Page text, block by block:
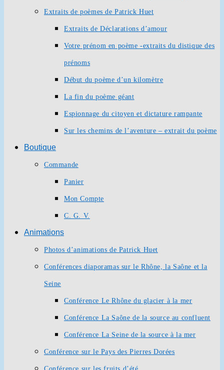
Extraits de poèmes de Patrick Huet
Extraits de Déclarations d’amour
Votre prénom en poème -extraits du distique des
prénoms
Début du poème d’un kilomètre
La fin du poème géant
Espionnage du citoyen et dictature rampante
Sur les chemins de l’aventure – extrait du poème
Boutique
Commande
Panier
Mon Compte
C. G. V.
Animations
Photos d’animations de Patrick Huet
Conférences diaporamas sur le Rhône, la Saône et la
Seine
Conférence Le Rhône du glacier à la mer
Conférence La Saône de la source au confluent
Conférence La Seine de la source à la mer
Conférence sur le Pays des Pierres Dorées